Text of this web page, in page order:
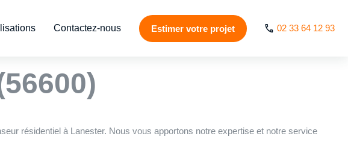
Contactez-nous Estimer votre projet 02 33 64 12 93
& ascenseur de
résidentiel à Lanester. Nous vous apportons notre expertise et notre service